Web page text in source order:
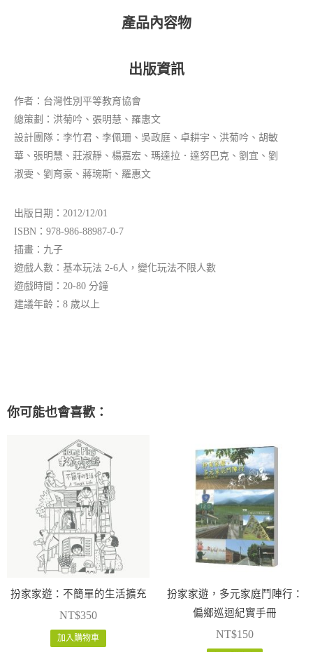
產品內容物
出版資訊
作者：台灣性別平等教育協會
總策劃：洪菊吟、張明慧、羅惠文
設計團隊：李竹君、李佩珊、吳政庭、卓耕宇、洪菊吟、胡敏
華、張明慧、莊淑靜、楊嘉宏、瑪達拉．達努巴克、劉宜、劉
淑雯、劉育豪、蔣琬斯、羅惠文
出版日期：2012/12/01
ISBN：978-986-88987-0-7
插畫：九子
遊戲人數：基本玩法 2-6人，變化玩法不限人數
遊戲時間：20-80 分鐘
建議年齡：8 歲以上
你可能也會喜歡：
扮家家遊：不簡單的生活擴充
NT$350
加入購物車
扮家家遊，多元家庭鬥陣行：
偏鄉巡迴紀實手冊
NT$150